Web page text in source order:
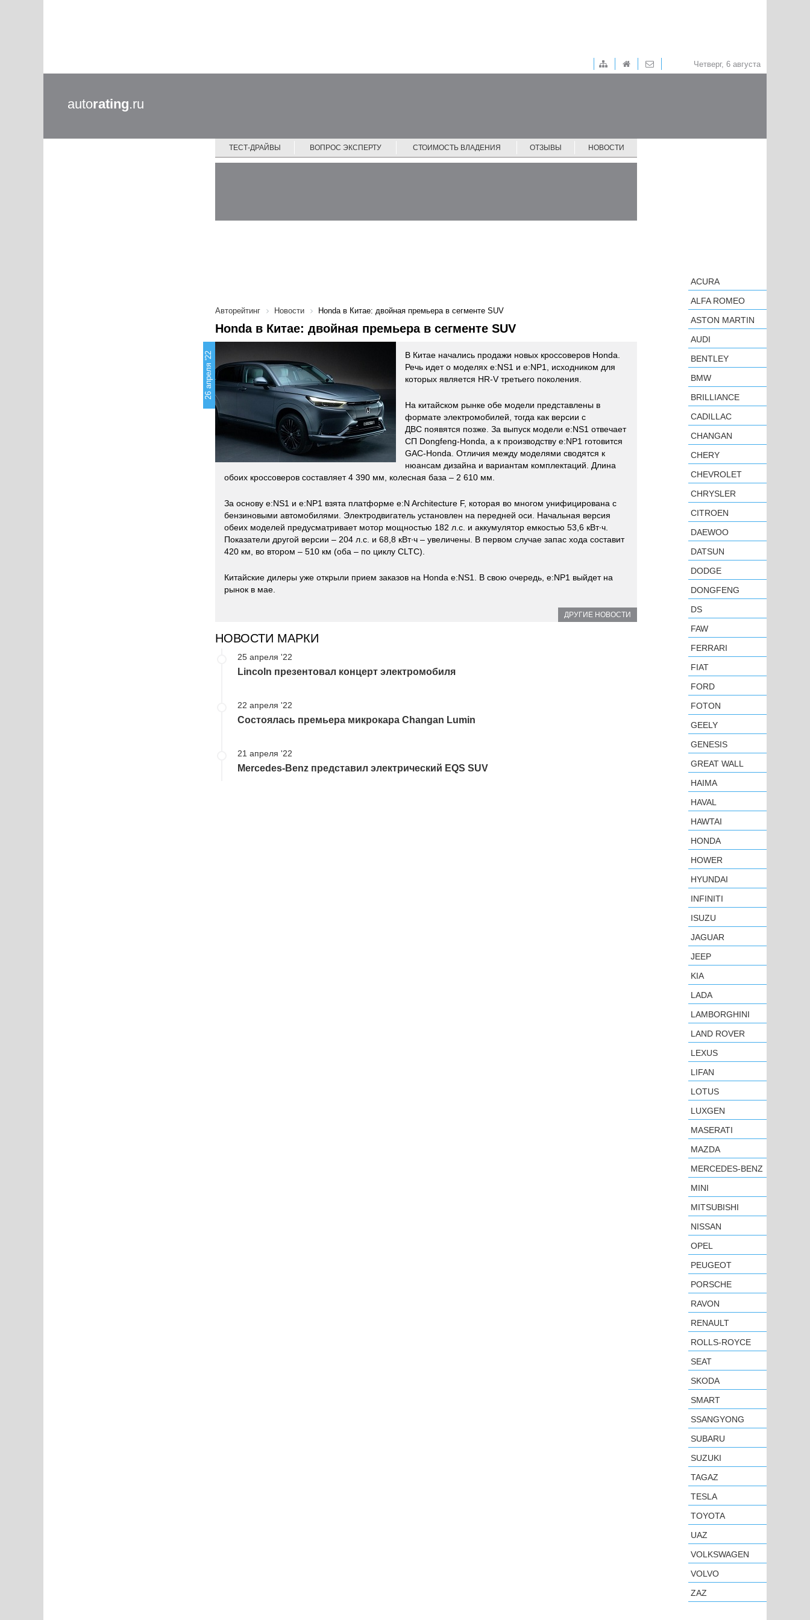
Четверг, 6 августа
autorating.ru
ТЕСТ-ДРАЙВЫ ВОПРОС ЭКСПЕРТУ СТОИМОСТЬ ВЛАДЕНИЯ ОТЗЫВЫ НОВОСТИ
Авторейтинг Новости Honda в Китае: двойная премьера в сегменте SUV
Honda в Китае: двойная премьера в сегменте SUV
26 апреля '22
В Китае начались продажи новых кроссоверов Honda.
Речь идет о моделях e:NS1 и e:NP1, исходником для
которых является HR-V третьего поколения.
На китайском рынке обе модели представлены в
формате электромобилей, тогда как версии с
ДВС появятся позже. За выпуск модели e:NS1 отвечает
СП Dongfeng-Honda, а к производству e:NP1 готовится
GAC-Honda. Отличия между моделями сводятся к
нюансам дизайна и вариантам комплектаций. Длина
обоих кроссоверов составляет 4 390 мм, колесная база – 2 610 мм.
За основу e:NS1 и e:NP1 взята платформе e:N Architecture F, которая во многом унифицирована с
бензиновыми автомобилями. Электродвигатель установлен на передней оси. Начальная версия
обеих моделей предусматривает мотор мощностью 182 л.с. и аккумулятор емкостью 53,6 кВт∙ч.
Показатели другой версии – 204 л.с. и 68,8 кВт∙ч – увеличены. В первом случае запас хода составит
420 км, во втором – 510 км (оба – по циклу CLTC).
Китайские дилеры уже открыли прием заказов на Honda e:NS1. В свою очередь, e:NP1 выйдет на
рынок в мае.
ДРУГИЕ НОВОСТИ
НОВОСТИ МАРКИ
25 апреля '22
Lincoln презентовал концерт электромобиля
22 апреля '22
Состоялась премьера микрокара Changan Lumin
21 апреля '22
Mercedes-Benz представил электрический EQS SUV
ACURA
ALFA ROMEO
ASTON MARTIN
AUDI
BENTLEY
BMW
BRILLIANCE
CADILLAC
CHANGAN
CHERY
CHEVROLET
CHRYSLER
CITROEN
DAEWOO
DATSUN
DODGE
DONGFENG
DS
FAW
FERRARI
FIAT
FORD
FOTON
GEELY
GENESIS
GREAT WALL
HAIMA
HAVAL
HAWTAI
HONDA
HOWER
HYUNDAI
INFINITI
ISUZU
JAGUAR
JEEP
KIA
LADA
LAMBORGHINI
LAND ROVER
LEXUS
LIFAN
LOTUS
LUXGEN
MASERATI
MAZDA
MERCEDES-BENZ
MINI
MITSUBISHI
NISSAN
OPEL
PEUGEOT
PORSCHE
RAVON
RENAULT
ROLLS-ROYCE
SEAT
SKODA
SMART
SSANGYONG
SUBARU
SUZUKI
TAGAZ
TESLA
TOYOTA
UAZ
VOLKSWAGEN
VOLVO
ZAZ